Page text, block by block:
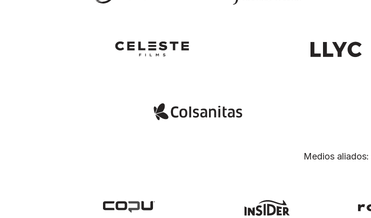
Medios aliados: